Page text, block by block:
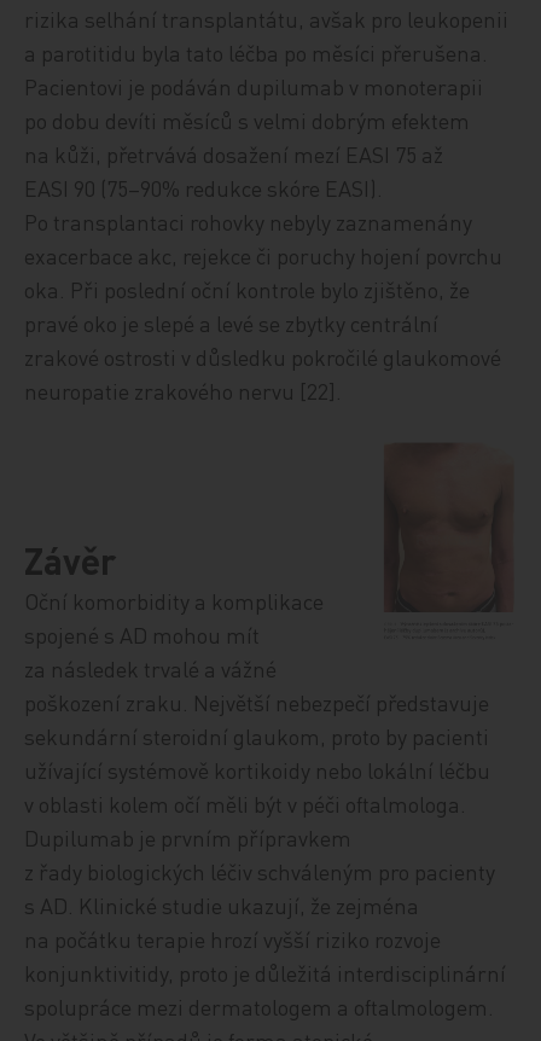
rizika selhání transplantátu, avšak pro leukopenii
a parotitidu byla tato léčba po měsíci přerušena.
Pacientovi je podáván dupilumab v monoterapii
po dobu devíti měsíců s velmi dobrým efektem
na kůži, přetrvává dosažení mezí EASI 75 až
EASI 90 (75–90% redukce skóre EASI).
Po transplantaci rohovky nebyly zaznamenány
exacerbace akc, rejekce či poruchy hojení povrchu
oka. Při poslední oční kontrole bylo zjištěno, že
pravé oko je slepé a levé se zbytky centrální
zrakové ostrosti v důsledku pokročilé glaukomové
neuropatie zrakového nervu [22].
Závěr
Oční komorbidity a komplikace
spojené s AD mohou mít
za následek trvalé a vážné
poškození zraku. Největší nebezpečí představuje
sekundární steroidní glaukom, proto by pacienti
užívající systémově kortikoidy nebo lokální léčbu
v oblasti kolem očí měli být v péči oftalmologa.
Dupilumab je prvním přípravkem
z řady biologických léčiv schváleným pro pacienty
s AD. Klinické studie ukazují, že zejména
na počátku terapie hrozí vyšší riziko rozvoje
konjunktivitidy, proto je důležitá interdisciplinární
spolupráce mezi dermatologem a oftalmologem.